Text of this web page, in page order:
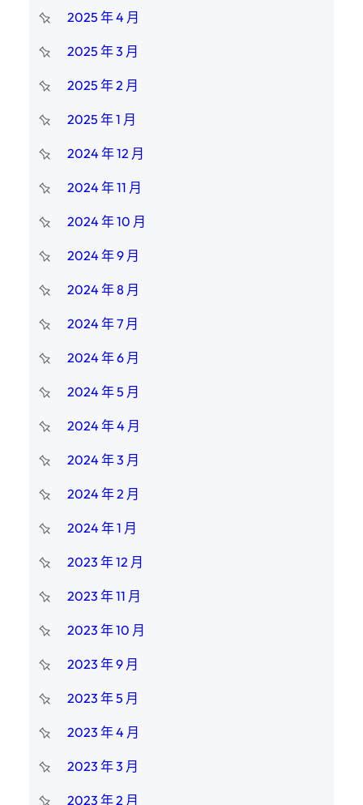
2025 年 4 月
2025 年 3 月
2025 年 2 月
2025 年 1 月
2024 年 12 月
2024 年 11 月
2024 年 10 月
2024 年 9 月
2024 年 8 月
2024 年 7 月
2024 年 6 月
2024 年 5 月
2024 年 4 月
2024 年 3 月
2024 年 2 月
2024 年 1 月
2023 年 12 月
2023 年 11 月
2023 年 10 月
2023 年 9 月
2023 年 5 月
2023 年 4 月
2023 年 3 月
2023 年 2 月